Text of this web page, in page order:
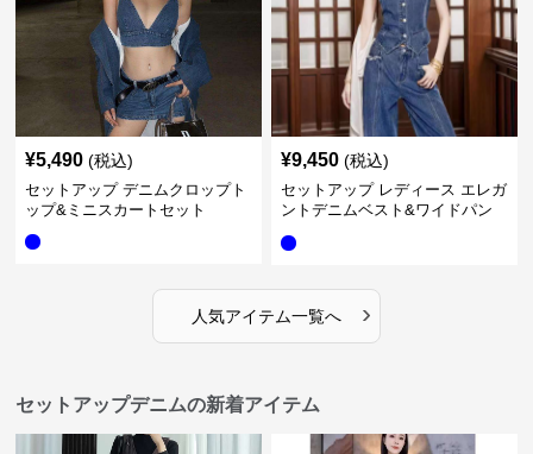
¥5,490 (税込)
セットアップ デニムクロップト
ップ&ミニスカートセット
¥9,450 (税込)
セットアップ レディース エレガ
ントデニムベスト&ワイドパン
人気アイテム一覧へ ›
セットアップデニムの新着アイテム